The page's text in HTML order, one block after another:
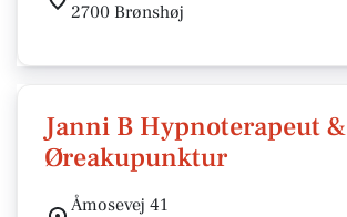
2700 Brønshøj
Janni B Hypnoterapeut &
Øreakupunktur
Åmosevej 41